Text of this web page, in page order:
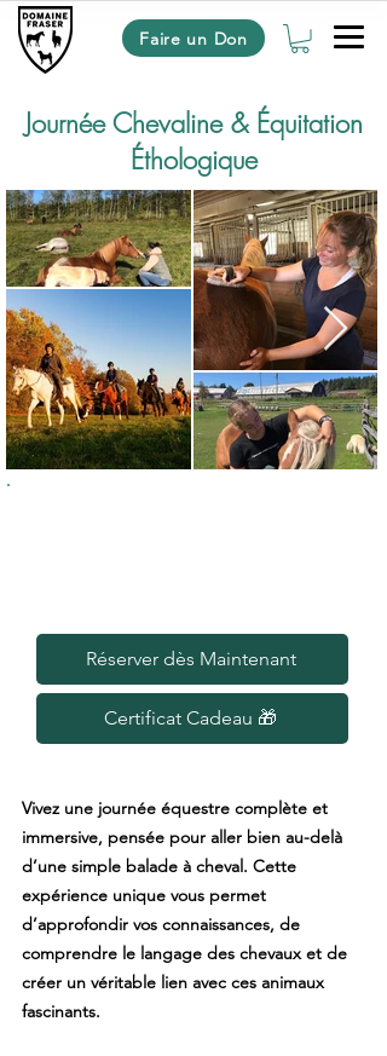
Faire un Don
Journée Chevaline & Équitation
Éthologique
Réserver dès Maintenant
Certificat Cadeau 🎁
Vivez une journée équestre complète et
immersive, pensée pour aller bien au-delà
d’une simple balade à cheval. Cette
expérience unique vous permet
d’approfondir vos connaissances, de
comprendre le langage des chevaux et de
créer un véritable lien avec ces animaux
fascinants.